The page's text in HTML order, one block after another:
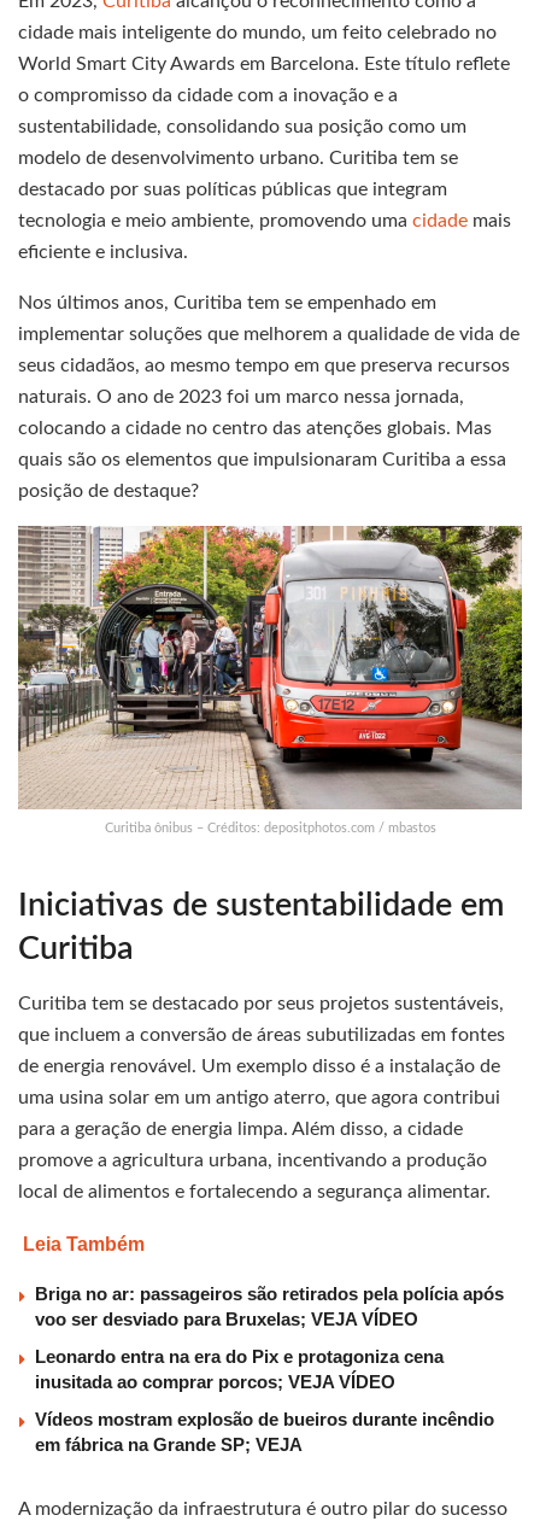
cidade mais inteligente do mundo, um feito celebrado no
World Smart City Awards em Barcelona. Este título reflete
o compromisso da cidade com a inovação e a
sustentabilidade, consolidando sua posição como um
modelo de desenvolvimento urbano. Curitiba tem se
destacado por suas políticas públicas que integram
tecnologia e meio ambiente, promovendo uma cidade mais
eficiente e inclusiva.
Nos últimos anos, Curitiba tem se empenhado em
implementar soluções que melhorem a qualidade de vida de
seus cidadãos, ao mesmo tempo em que preserva recursos
naturais. O ano de 2023 foi um marco nessa jornada,
colocando a cidade no centro das atenções globais. Mas
quais são os elementos que impulsionaram Curitiba a essa
posição de destaque?
Curitiba ônibus – Créditos: depositphotos.com / mbastos
Iniciativas de sustentabilidade em
Curitiba
Curitiba tem se destacado por seus projetos sustentáveis,
que incluem a conversão de áreas subutilizadas em fontes
de energia renovável. Um exemplo disso é a instalação de
uma usina solar em um antigo aterro, que agora contribui
para a geração de energia limpa. Além disso, a cidade
promove a agricultura urbana, incentivando a produção
local de alimentos e fortalecendo a segurança alimentar.
Leia Também
Briga no ar: passageiros são retirados pela polícia após
voo ser desviado para Bruxelas; VEJA VÍDEO
Leonardo entra na era do Pix e protagoniza cena
inusitada ao comprar porcos; VEJA VÍDEO
Vídeos mostram explosão de bueiros durante incêndio
em fábrica na Grande SP; VEJA
A modernização da infraestrutura é outro pilar do sucesso